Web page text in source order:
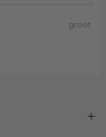
groot